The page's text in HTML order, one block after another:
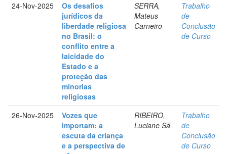
24-Nov-2025
Os desafios
jurídicos da
liberdade religiosa
no Brasil: o
conflito entre a
laicidade do
Estado e a
proteção das
minorias
religiosas
SERRA,
Mateus
Carneiro
Trabalho
de
Conclusão
de Curso
26-Nov-2025
Vozes que
importam: a
escuta da criança
e a perspectiva de
RIBEIRO,
Luciane Sá
Trabalho
de
Conclusão
de Curso